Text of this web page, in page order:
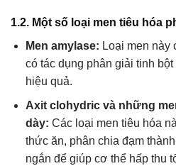
1.2. Một số loại men tiêu hóa
Men amylase: Loại men này
có tác dụng phân giải tinh
hiệu quả.
Axit clohydric và những
dày: Các loại men tiêu hóa
thức ăn, phân chia đạm
ngắn để giúp cơ thể hấp thu